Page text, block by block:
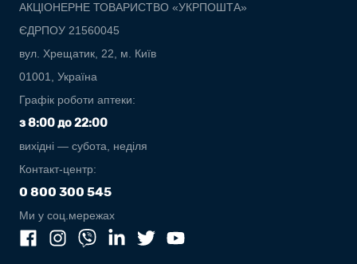
АКЦІОНЕРНЕ ТОВАРИСТВО «УКРПОШТА»
ЄДРПОУ 21560045
вул. Хрещатик, 22, м. Київ
01001, Україна
Графік роботи аптеки:
з 8:00 до 22:00
вихідні — субота, неділя
Контакт-центр:
0 800 300 545
Ми у соц.мережах